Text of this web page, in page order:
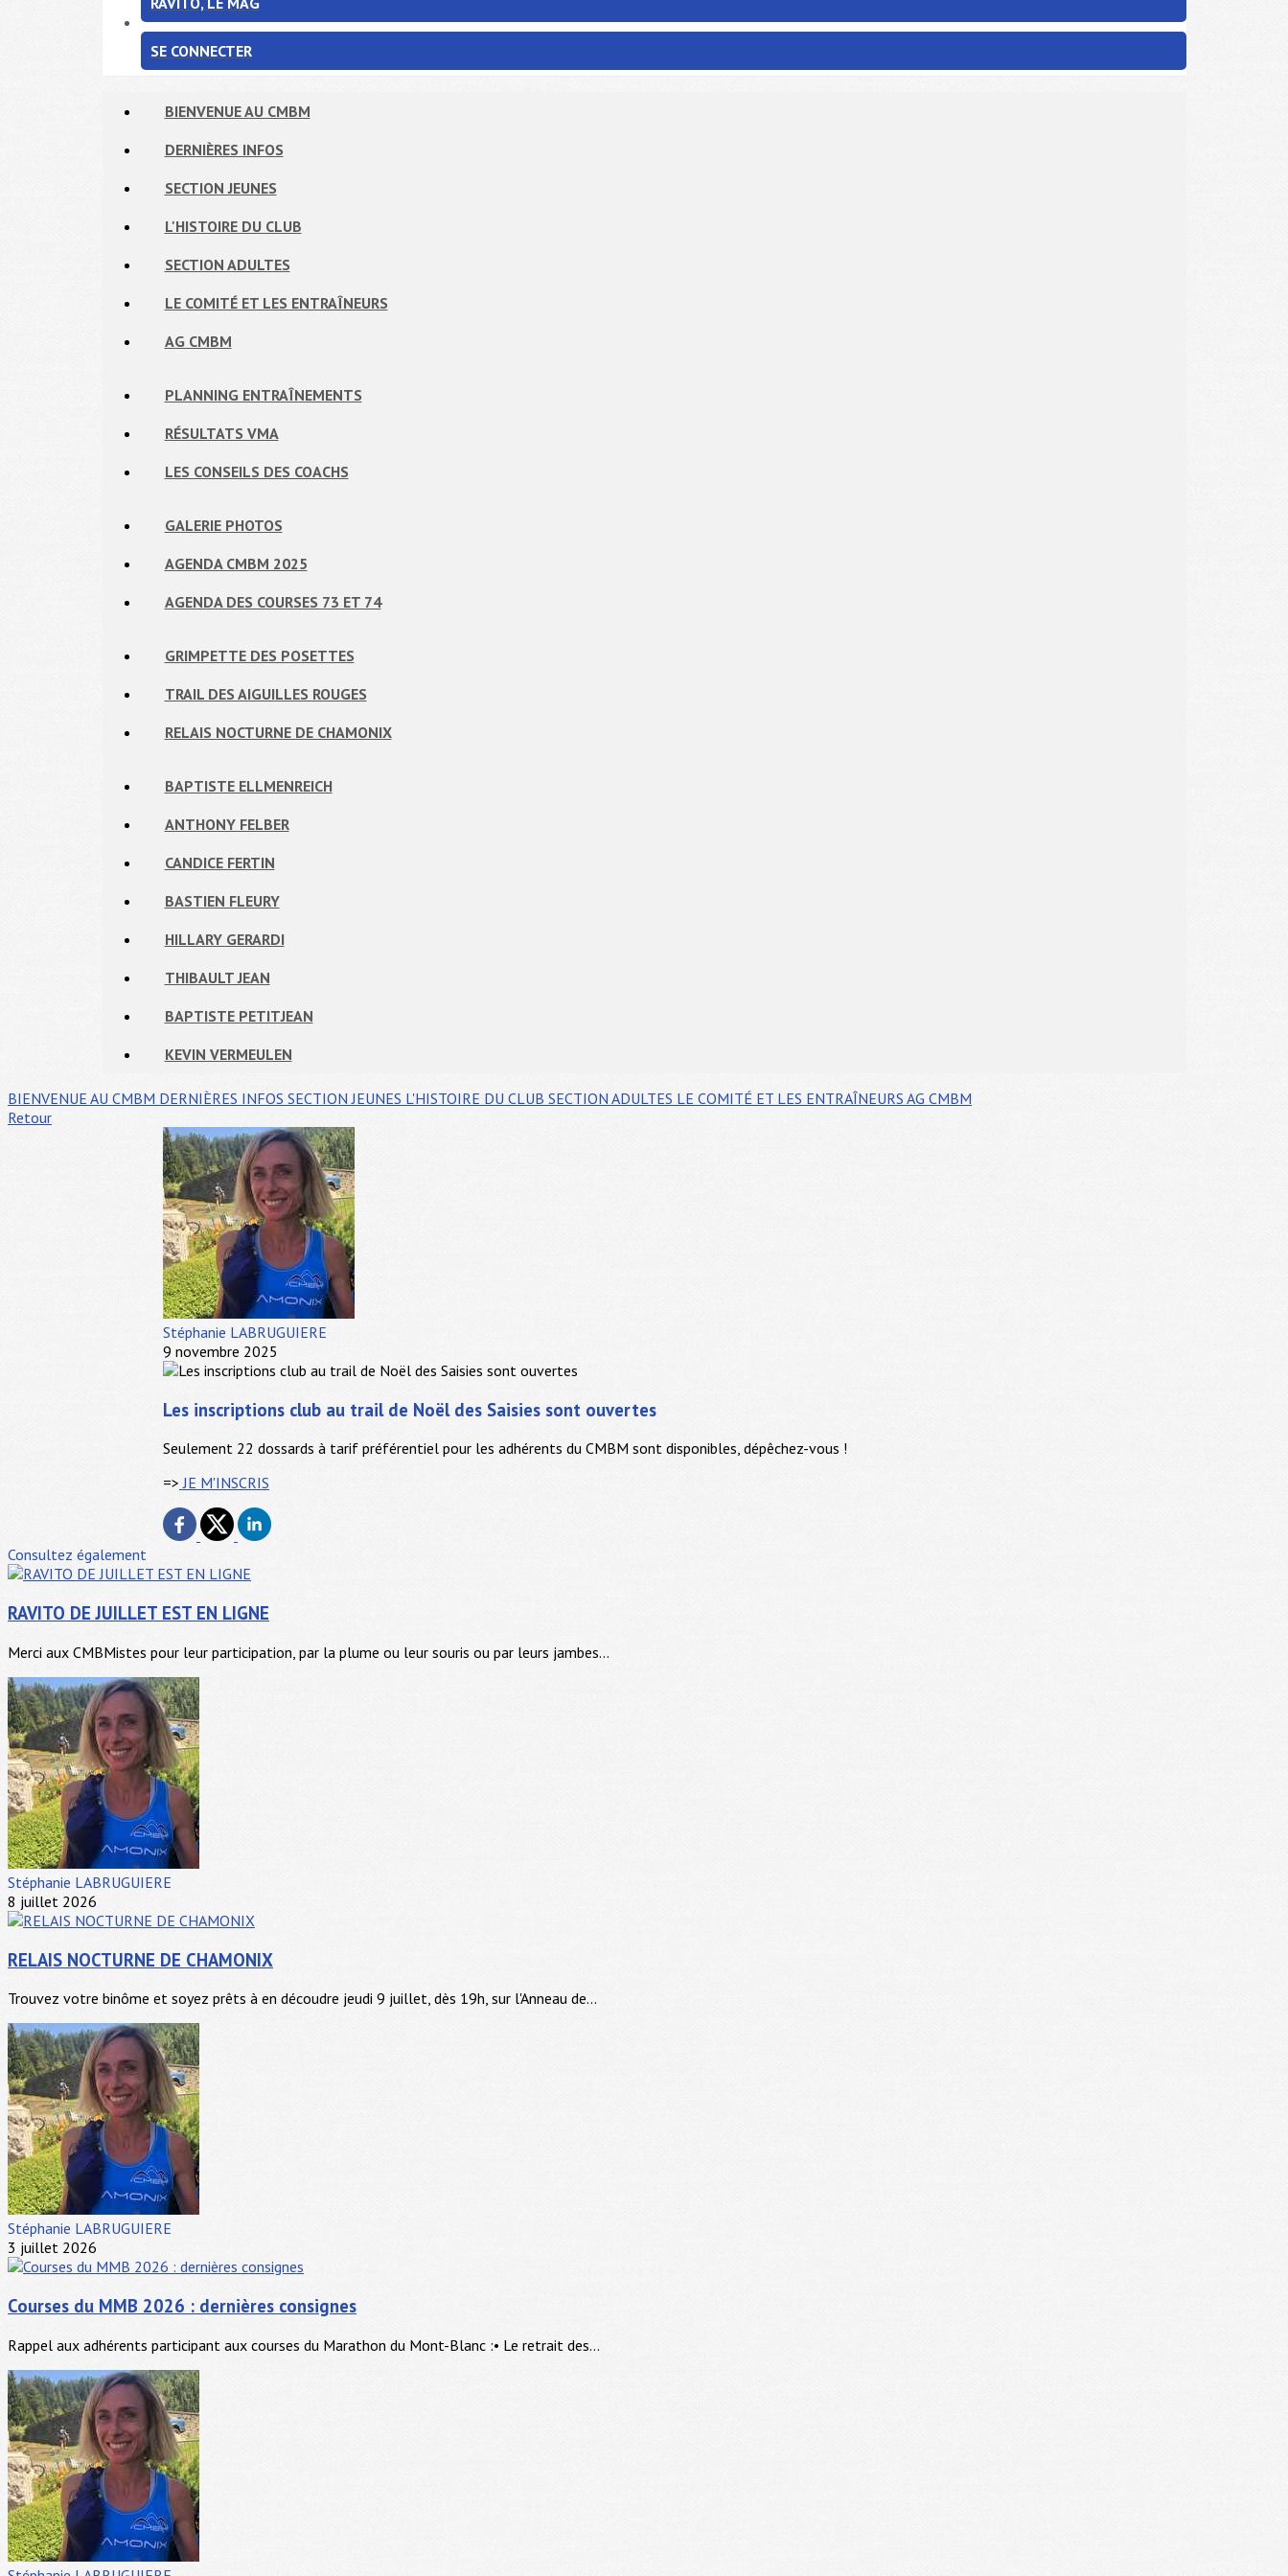
SE CONNECTER
BIENVENUE AU CMBM
DERNIÈRES INFOS
SECTION JEUNES
L'HISTOIRE DU CLUB
SECTION ADULTES
LE COMITÉ ET LES ENTRAÎNEURS
AG CMBM
PLANNING ENTRAÎNEMENTS
RÉSULTATS VMA
LES CONSEILS DES COACHS
GALERIE PHOTOS
AGENDA CMBM 2025
AGENDA DES COURSES 73 ET 74
GRIMPETTE DES POSETTES
TRAIL DES AIGUILLES ROUGES
RELAIS NOCTURNE DE CHAMONIX
BAPTISTE ELLMENREICH
ANTHONY FELBER
CANDICE FERTIN
BASTIEN FLEURY
HILLARY GERARDI
THIBAULT JEAN
BAPTISTE PETITJEAN
KEVIN VERMEULEN
BIENVENUE AU CMBM DERNIÈRES INFOS SECTION JEUNES L'HISTOIRE DU CLUB SECTION ADULTES LE COMITÉ ET LES ENTRAÎNEURS AG CMBM
Retour
Stéphanie LABRUGUIERE
9 novembre 2025
Les inscriptions club au trail de Noël des Saisies sont ouvertes
Seulement 22 dossards à tarif préférentiel pour les adhérents du CMBM sont disponibles, dépêchez-vous !
=> JE M'INSCRIS
Consultez également
RAVITO DE JUILLET EST EN LIGNE
Merci aux CMBMistes pour leur participation, par la plume ou leur souris ou par leurs jambes...
Stéphanie LABRUGUIERE
8 juillet 2026
RELAIS NOCTURNE DE CHAMONIX
Trouvez votre binôme et soyez prêts à en découdre jeudi 9 juillet, dès 19h, sur l'Anneau de...
Stéphanie LABRUGUIERE
3 juillet 2026
Courses du MMB 2026 : dernières consignes
Rappel aux adhérents participant aux courses du Marathon du Mont-Blanc :• Le retrait des...